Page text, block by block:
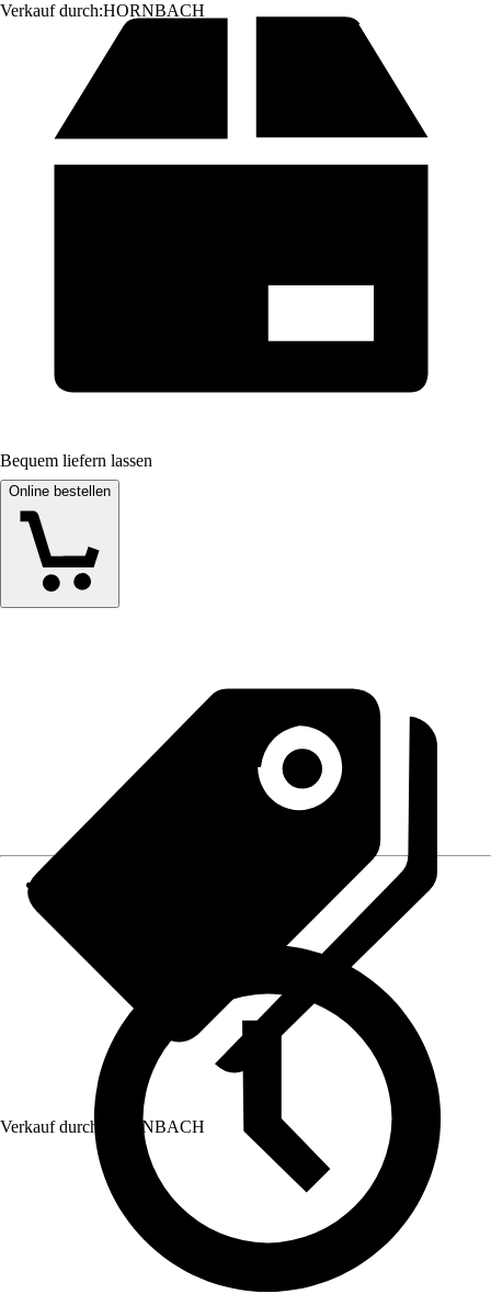
Verkauf durch:HORNBACH
Bequem liefern lassen
Online bestellen
Verkauf durch: HORNBACH